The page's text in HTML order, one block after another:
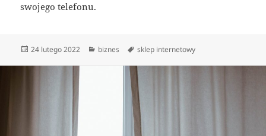
swojego telefonu.
Data
24 lutego 2022 Kategorie
biznes Tagi
sklep internetowy